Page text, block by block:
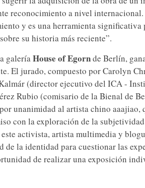
reconocimiento a nivel internacional.
y es una herramienta significativa
su historia más reciente”.
galeríaHouse of Egornde Berlín,
El jurado, compuesto por Carolyn
(director ejecutivo del ICA -
Rubio (comisario de la Bienal de
unanimidad al artista chino aaajiao,
con la exploración de la
activista, artista multimedia y
la identidad para cuestionar las
de realizar una exposición